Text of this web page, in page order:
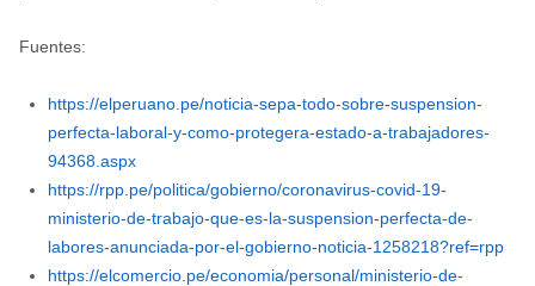
Fuentes:
https://elperuano.pe/noticia-sepa-todo-sobre-suspension-
perfecta-laboral-y-como-protegera-estado-a-trabajadores-
94368.aspx
https://rpp.pe/politica/gobierno/coronavirus-covid-19-
ministerio-de-trabajo-que-es-la-suspension-perfecta-de-
labores-anunciada-por-el-gobierno-noticia-1258218?ref=rpp
https://elcomercio.pe/economia/personal/ministerio-de-